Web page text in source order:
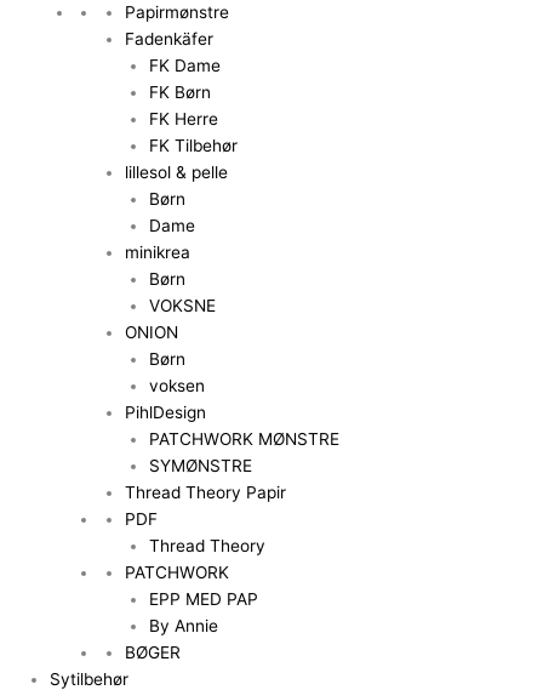
Papirmønstre
Fadenkäfer
FK Dame
FK Børn
FK Herre
FK Tilbehør
lillesol & pelle
Børn
Dame
minikrea
Børn
VOKSNE
ONION
Børn
voksen
PihlDesign
PATCHWORK MØNSTRE
SYMØNSTRE
Thread Theory Papir
PDF
Thread Theory
PATCHWORK
EPP MED PAP
By Annie
BØGER
Sytilbehør